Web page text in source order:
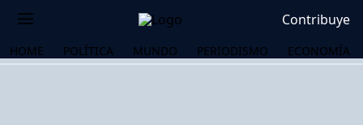
Contribuye
HOME POLÍTICA MUNDO PERIODISMO ECONOMÍA